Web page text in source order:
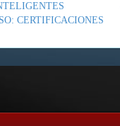
CERTIFICACIONES